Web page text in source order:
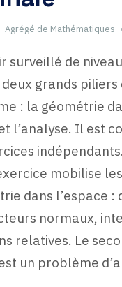
Agrégé de Mathématiques
surveillé de
grands piliers
: la géométrie
l’analyse. Il est
mobilise
dans l’espace :
normaux,
relatives. Le
un problème